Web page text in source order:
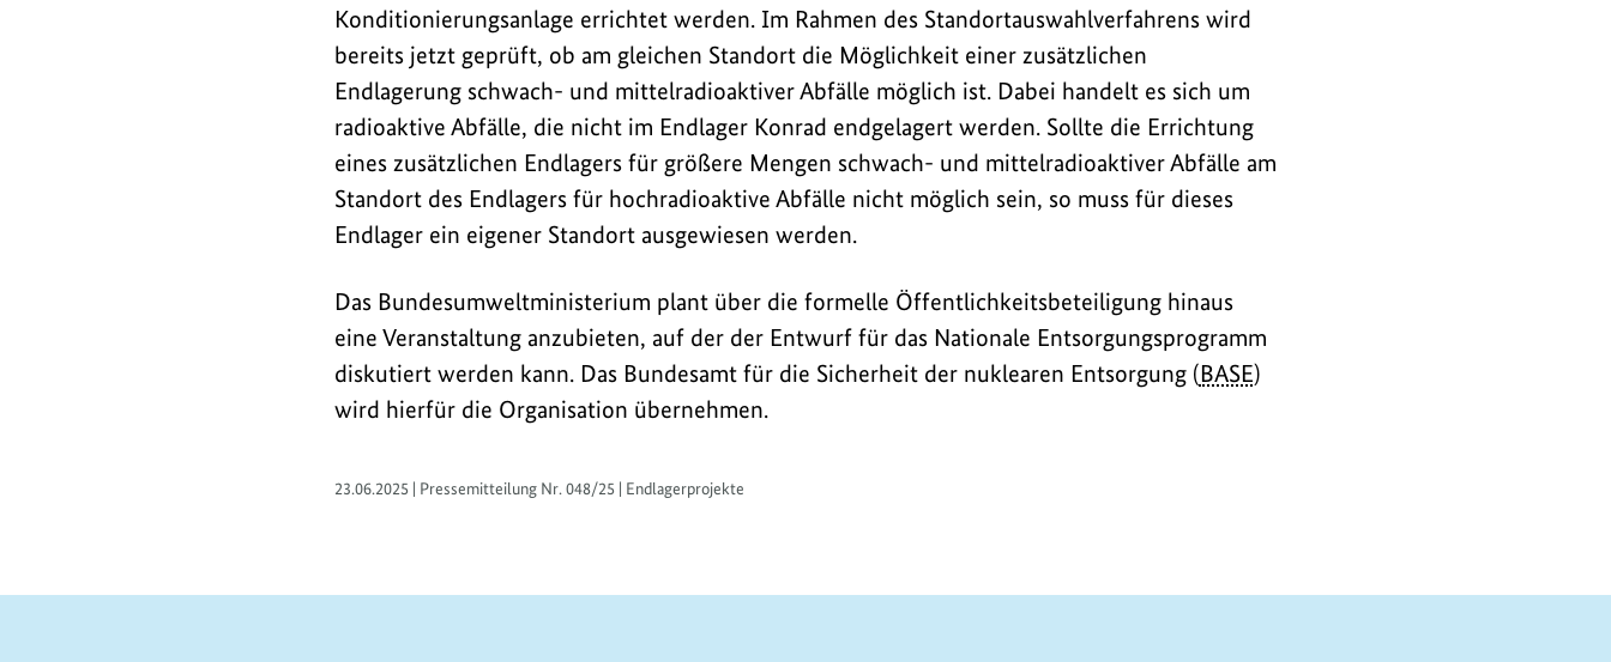
Konditionierungsanlage errichtet werden. Im Rahmen des Standortauswahlverfahrens wird
bereits jetzt geprüft, ob am gleichen Standort die Möglichkeit einer zusätzlichen
Endlagerung schwach- und mittelradioaktiver Abfälle möglich ist. Dabei handelt es sich um
radioaktive Abfälle, die nicht im Endlager Konrad endgelagert werden. Sollte die Errichtung
eines zusätzlichen Endlagers für größere Mengen schwach- und mittelradioaktiver Abfälle am
Standort des Endlagers für hochradioaktive Abfälle nicht möglich sein, so muss für dieses
Endlager ein eigener Standort ausgewiesen werden.
Das Bundesumweltministerium plant über die formelle Öffentlichkeitsbeteiligung hinaus
eine Veranstaltung anzubieten, auf der der Entwurf für das Nationale Entsorgungsprogramm
diskutiert werden kann. Das Bundesamt für die Sicherheit der nuklearen Entsorgung (BASE)
wird hierfür die Organisation übernehmen.
23.06.2025 | Pressemitteilung Nr. 048/25 | Endlagerprojekte